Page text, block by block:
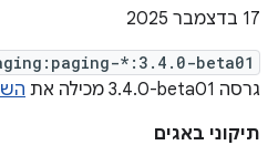
‫17 בדצמבר 2025
*:3.4.0-beta01
גרסה ‎3.4.0-beta01 מכילה את
תיקוני באגים